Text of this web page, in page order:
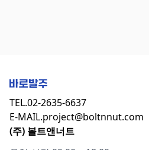
TEL.02-2635-6637
E-MAIL.project@boltnnut.com
(주) 볼트앤너트